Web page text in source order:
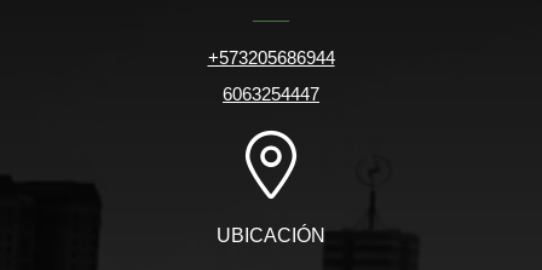
+573205686944
6063254447
UBICACIÓN